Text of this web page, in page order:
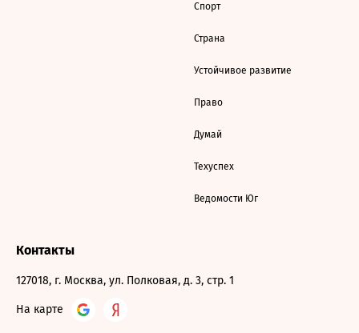
Спорт
Страна
Устойчивое развитие
Право
Думай
Техуспех
Ведомости Юг
Контакты
127018, г. Москва, ул. Полковая, д. 3, стр. 1
На карте